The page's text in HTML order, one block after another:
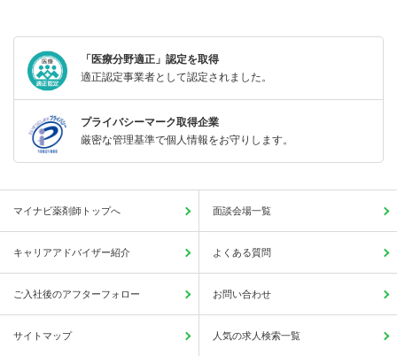
「医療分野適正」認定を取得
適正認定事業者として認定されました。
プライバシーマーク取得企業
厳密な管理基準で個人情報をお守りします。
マイナビ薬剤師トップへ 面談会場一覧
キャリアアドバイザー紹介 よくある質問
ご入社後のアフターフォロー お問い合わせ
サイトマップ 人気の求人検索一覧